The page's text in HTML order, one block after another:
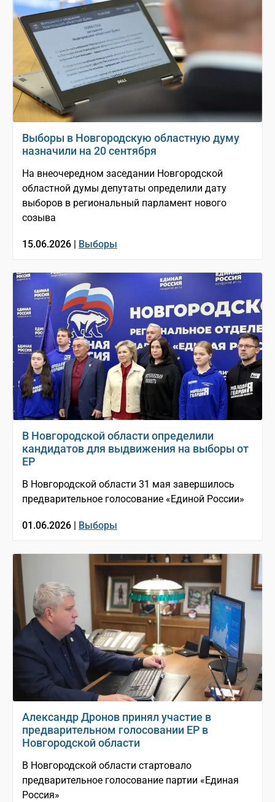
Выборы в Новгородскую областную думу
назначили на 20 сентября
На внеочередном заседании Новгородской
областной думы депутаты определили дату
выборов в региональный парламент нового
созыва
15.06.2026 | Выборы
В Новгородской области определили
кандидатов для выдвижения на выборы от
ЕР
В Новгородской области 31 мая завершилось
предварительное голосование «Единой России»
01.06.2026 | Выборы
Александр Дронов принял участие в
предварительном голосовании ЕР в
Новгородской области
В Новгородской области стартовало
предварительное голосование партии «Единая
Россия»